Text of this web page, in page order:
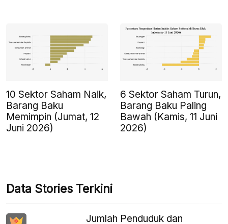
10 Sektor Saham Naik,
Barang Baku
Memimpin (Jumat, 12
Juni 2026)
6 Sektor Saham Turun,
Barang Baku Paling
Bawah (Kamis, 11 Juni
2026)
Data Stories Terkini
Jumlah Penduduk dan